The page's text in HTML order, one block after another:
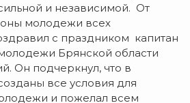
и независимой. От
молодежи всех
с праздником капитан
Брянской области
Он подчеркнул, что в
все условия для
и пожелал всем